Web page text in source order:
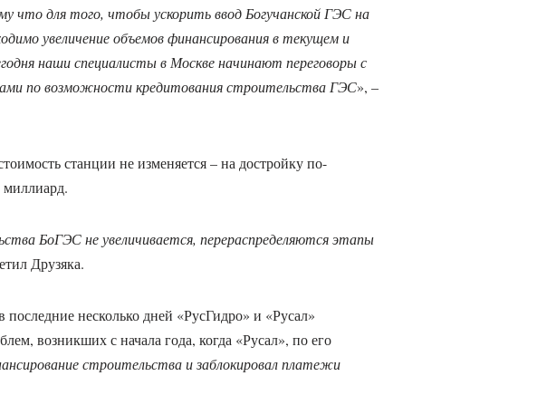
что для того, чтобы ускорить ввод Богучанской ГЭС на
увеличение объемов финансирования в текущем и
наши специалисты в Москве начинают переговоры с
по возможности кредитования строительства ГЭС», –
станции не изменяется – на достройку по-
БоГЭС не увеличивается, перераспределяются этапы
Друзяка.
несколько дней «РусГидро» и «Русал»
возникших с начала года, когда «Русал», по его
строительства и заблокировал платежи